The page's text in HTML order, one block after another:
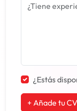
¿Tiene
¿Estás
+ Añade tu